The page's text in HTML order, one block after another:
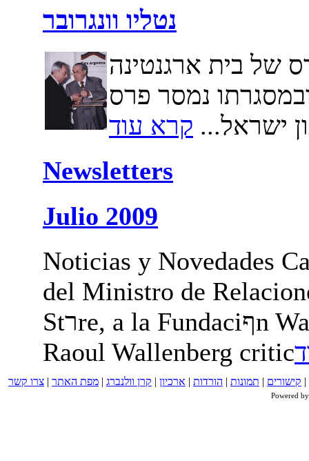
נטליו וונגרובר
של בית ארגנטינה
נמסר פרס
ישראל...
Newsletters
Julio 2009
Noticias y Novedades
del Ministro de
Stרre, a la Fundaciףn Wallenberg Haaretz. La Fundaciףn
| קישורים | תמונות | הורדות | ארכיון | קרן וולנברג | מפת האתר | צרו קשר
Powered